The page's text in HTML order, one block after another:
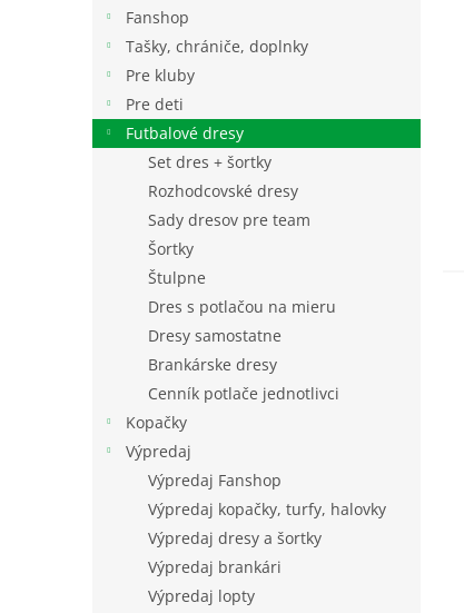
Fanshop
Tašky, chrániče, doplnky
Pre kluby
Pre deti
Futbalové dresy
Set dres + šortky
Rozhodcovské dresy
Sady dresov pre team
Šortky
Štulpne
Dres s potlačou na mieru
Dresy samostatne
Brankárske dresy
Cenník potlače jednotlivci
Kopačky
Výpredaj
Výpredaj Fanshop
Výpredaj kopačky, turfy, halovky
Výpredaj dresy a šortky
Výpredaj brankári
Výpredaj lopty